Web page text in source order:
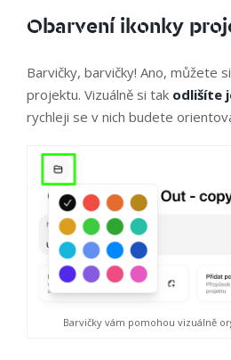
Obarvení ikonky
Barvičky, barvičky! Ano, můžete
projektu. Vizuálně si tak odlišíte
rychleji se v nich budete
Barvičky vám pomohou vizuálně